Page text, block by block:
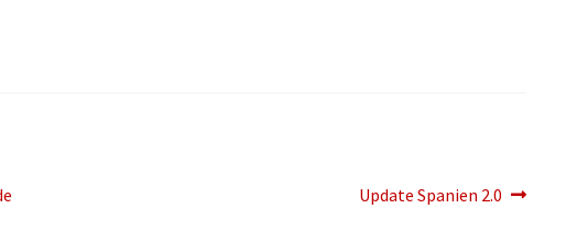
Nächster
Update Spanien 2.0